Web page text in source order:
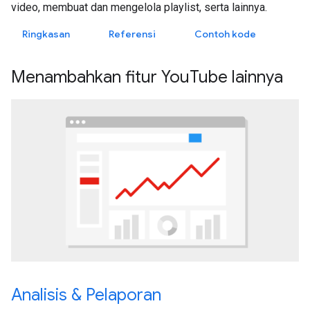
video, membuat dan mengelola playlist, serta lainnya.
Ringkasan Referensi Contoh kode
Menambahkan fitur YouTube lainnya
Analisis & Pelaporan